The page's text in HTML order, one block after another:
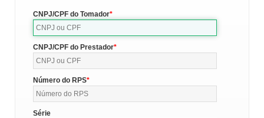
CNPJ/CPF do Tomador
CNPJ/CPF do Prestador
Número do RPS
Série